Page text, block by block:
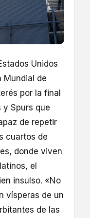
Unidos
Mundial de
por la final
y Spurs que
de repetir
cuartos de
donde viven
el
insulso. «No
vísperas de un
de las